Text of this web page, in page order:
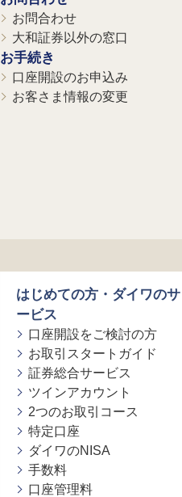
お問合わせ
大和証券以外の窓口
お手続き
口座開設のお申込み
お客さま情報の変更
はじめての方・ダイワのサ
ービス
口座開設をご検討の方
お取引スタートガイド
証券総合サービス
ツインアカウント
2つのお取引コース
特定口座
ダイワのNISA
手数料
口座管理料